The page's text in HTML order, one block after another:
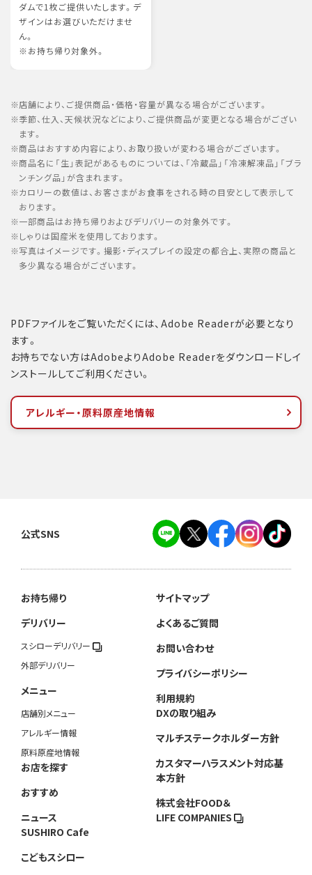
ダムで1枚ご提供いたします。デ
ザインはお選びいただけませ
ん。
※お持ち帰り対象外。
店舗により、ご提供商品・価格・容量が異なる場合がございます。
季節、仕入、天候状況などにより、ご提供商品が変更となる場合がござい
ます。
商品はおすすめ内容により、お取り扱いが変わる場合がございます。
商品名に「生」表記があるものについては、「冷蔵品」「冷凍解凍品」「ブラ
ンチング品」が含まれます。
カロリーの数値は、お客さまがお食事をされる時の目安として表示して
おります。
一部商品はお持ち帰りおよびデリバリーの対象外です。
しゃりは国産米を使用しております。
写真はイメージです。撮影・ディスプレイの設定の都合上、実際の商品と
多少異なる場合がございます。
PDFファイルをご覧いただくには、Adobe Readerが必要となり
ます。
お持ちでない方はAdobeよりAdobe Readerをダウンロードしイ
ンストールしてご利用ください。
アレルギー・原料原産地情報
公式SNS
お持ち帰り
デリバリー
スシローデリバリー
外部デリバリー
メニュー
店舗別メニュー
アレルギー情報
原料原産地情報
お店を探す
おすすめ
ニュース
SUSHIRO Cafe
こどもスシロー
サイトマップ
よくあるご質問
お問い合わせ
プライバシーポリシー
利用規約
DXの取り組み
マルチステークホルダー方針
カスタマーハラスメント対応基
本方針
株式会社FOOD＆
LIFE COMPANIES